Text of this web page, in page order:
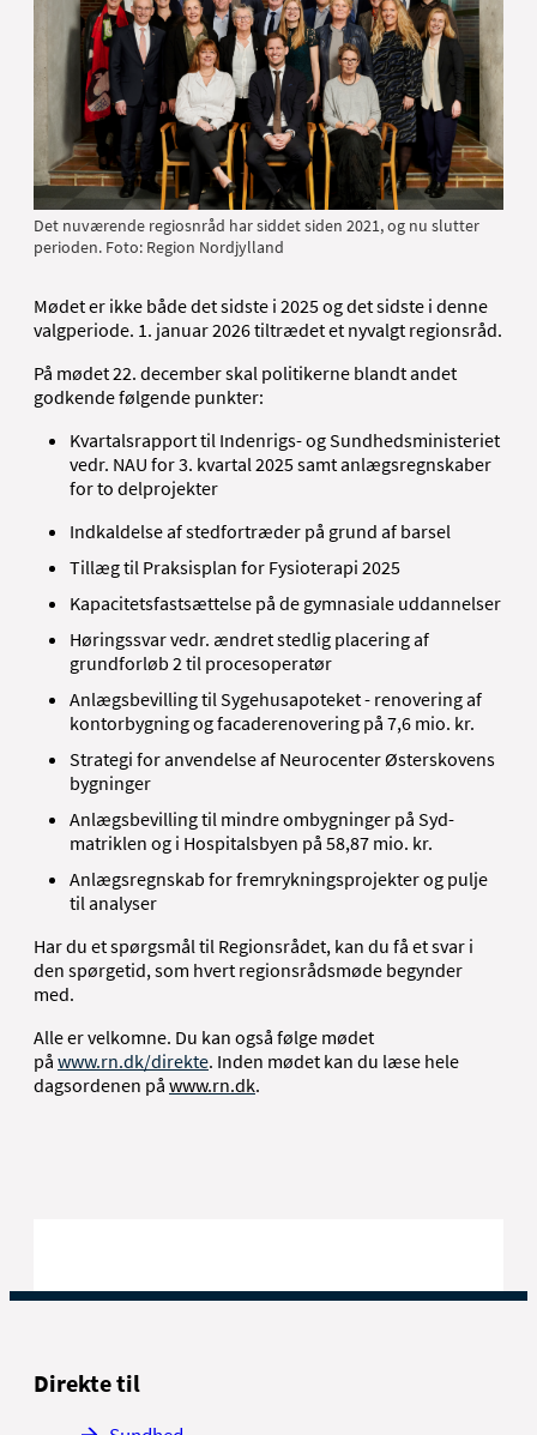
Det nuværende regiosnråd har siddet siden 2021, og nu slutter
perioden. Foto: Region Nordjylland
Mødet er ikke både det sidste i 2025 og det sidste i denne
valgperiode. 1. januar 2026 tiltrædet et nyvalgt regionsråd.
På mødet 22. december skal politikerne blandt andet
godkende følgende punkter:
Kvartalsrapport til Indenrigs- og Sundhedsministeriet
vedr. NAU for 3. kvartal 2025 samt anlægsregnskaber
for to delprojekter
Indkaldelse af stedfortræder på grund af barsel
Tillæg til Praksisplan for Fysioterapi 2025
Kapacitetsfastsættelse på de gymnasiale uddannelser
Høringssvar vedr. ændret stedlig placering af
grundforløb 2 til procesoperatør
Anlægsbevilling til Sygehusapoteket - renovering af
kontorbygning og facaderenovering på 7,6 mio. kr.
Strategi for anvendelse af Neurocenter Østerskovens
bygninger
Anlægsbevilling til mindre ombygninger på Syd-
matriklen og i Hospitalsbyen på 58,87 mio. kr.
Anlægsregnskab for fremrykningsprojekter og pulje
til analyser
Har du et spørgsmål til Regionsrådet, kan du få et svar i
den spørgetid, som hvert regionsrådsmøde begynder
med.
Alle er velkomne. Du kan også følge mødet
på www.rn.dk/direkte. Inden mødet kan du læse hele
dagsordenen på www.rn.dk.
Direkte til